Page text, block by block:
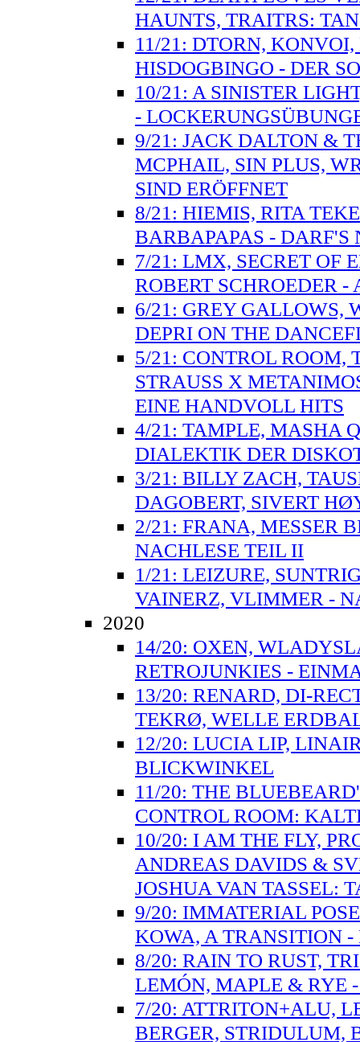
HAUNTS, TRAITRS:
11/21: DTORN,
HISDOGBINGO - DER
10/21: A SINISTER
-
9/21: JACK DALTON &
MCPHAIL, SIN PLUS,
SIND ERÖFFNET
8/21: HIEMIS, RITA
BARBAPAPAS - DARF'S
7/21: LMX, SECRET OF
ROBERT SCHROEDER
6/21: GREY GALLOWS,
DEPRI ON THE
5/21: CONTROL ROOM,
STRAUSS X
EINE HANDVOLL HITS
4/21: TAMPLE, MASHA
DIALEKTIK DER
3/21: BILLY ZACH,
DAGOBERT, SIVERT
2/21: FRANA, MESSER
NACHLESE TEIL II
1/21: LEIZURE,
VAINERZ, VLIMMER -
2020
14/20: OXEN,
RETROJUNKIES -
13/20: RENARD, DI-
TEKRØ, WELLE
12/20: LUCIA LIP,
BLICKWINKEL
11/20: THE
CONTROL ROOM:
10/20: I AM THE FLY,
ANDREAS DAVIDS &
JOSHUA VAN TASSEL:
9/20: IMMATERIAL
KOWA, A TRANSITION -
8/20: RAIN TO RUST,
LEMÓN, MAPLE & RYE
7/20: ATTRITON+ALU,
BERGER, STRIDULUM,